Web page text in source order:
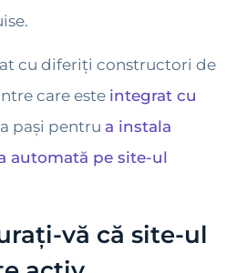
cu diferiți constructori de
care este integrat cu
pași pentru a instala
automată pe site-ul
vă că site-ul